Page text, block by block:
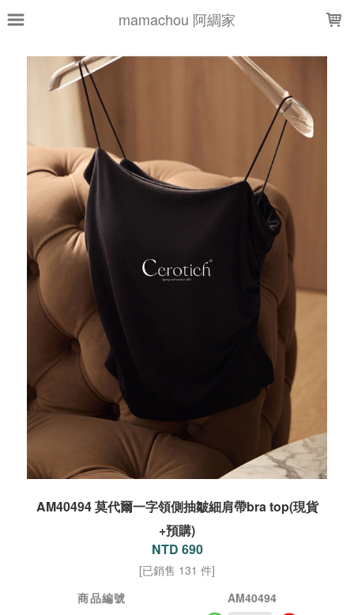
mamachou 阿綢家
AM40494 莫代爾一字領側抽皺細肩帶bra top(現貨
+預購)
NTD 690
[已銷售 131 件]
商品編號
AM40494